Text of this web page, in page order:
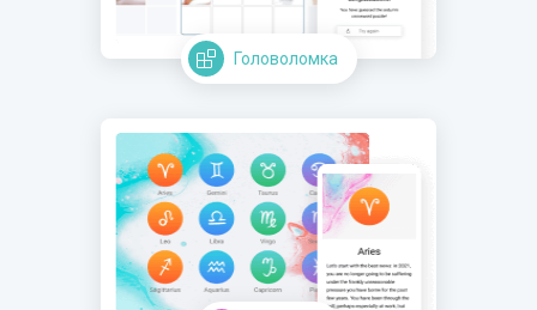
Головоломка